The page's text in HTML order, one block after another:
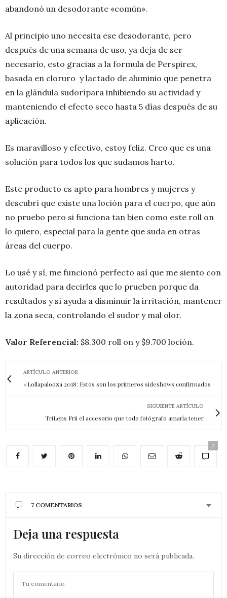
abandonó un desodorante «común».
Al principio uno necesita ese desodorante, pero
después de una semana de uso, ya deja de ser
necesario, esto gracias a la formula de Perspirex,
basada en cloruro y lactado de aluminio que penetra
en la glándula sudorípara inhibiendo su actividad y
manteniendo el efecto seco hasta 5 días después de su
aplicación.
Es maravilloso y efectivo, estoy feliz. Creo que es una
solución para todos los que sudamos harto.
Este producto es apto para hombres y mujeres y
descubrí que existe una loción para el cuerpo, que aún
no pruebo pero si funciona tan bien como este roll on
lo quiero, especial para la gente que suda en otras
áreas del cuerpo.
Lo usé y sí, me funcionó perfecto así que me siento con
autoridad para decirles que lo prueben porque da
resultados y sí ayuda a disminuir la irritación, mantener
la zona seca, controlando el sudor y mal olor.
Valor Referencial: $8.300 roll on y $9.700 loción.
ARTÍCULO ANTERIOR
#Lollapalooza 2018: Estos son los primeros sideshows confirmados
SIGUIENTE ARTÍCULO
TriLens Frii el accesorio que todo fotógrafo amaría tener
7
7 COMENTARIOS
Deja una respuesta
Su dirección de correo electrónico no será publicada.